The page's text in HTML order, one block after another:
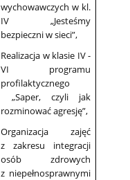
wychowawczych w kl.
IV „Jesteśmy
bezpieczni w sieci”,
Realizacja w klasie IV -
VI programu
profilaktycznego
„Saper, czyli jak
rozminować agresję”,
Organizacja zajęć
z zakresu integracji
osób zdrowych
z niepełnosprawnymi